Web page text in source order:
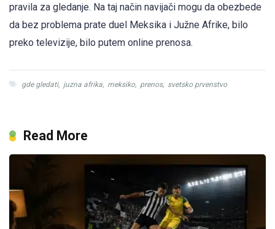
pravila za gledanje. Na taj način navijači mogu da obezbede
da bez problema prate duel Meksika i Južne Afrike, bilo
preko televizije, bilo putem online prenosa.
gde gledati, juzna afrika, meksiko, prenos, svetsko prvenstvo
Read More